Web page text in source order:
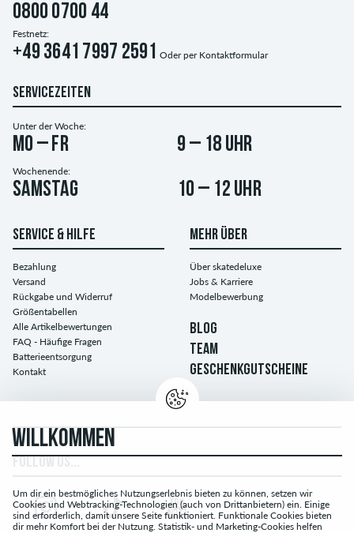
0800 0700 44
Festnetz:
+49 3641 7997 2591 Oder per Kontaktformular
SERVICEZEITEN
Unter der Woche:
Mo – Fr 9 – 18 Uhr
Wochenende:
Samstag 10 – 12 Uhr
SERVICE & HILFE
Bezahlung
Versand
Rückgabe und Widerruf
Größentabellen
Alle Artikelbewertungen
FAQ - Häufige Fragen
Batterieentsorgung
Kontakt
MEHR ÜBER
Über skatedeluxe
Jobs & Karriere
Modelbewerbung
BLOG
TEAM
GESCHENKGUTSCHEINE
WILLKOMMEN
Um dir ein bestmögliches Nutzungserlebnis bieten zu können, setzen wir
Cookies und Webtracking-Technologien (auch von Drittanbietern) ein. Einige
sind erforderlich, damit unsere Seite funktioniert. Funktionale Cookies bieten
dir mehr Komfort bei der Nutzung. Statistik- und Marketing-Cookies helfen